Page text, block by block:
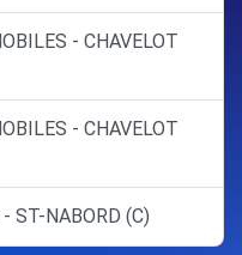
- CHAVELOT
- CHAVELOT
ST-NABORD (C)